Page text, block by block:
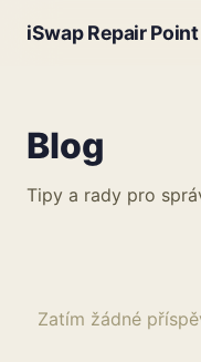
iSwap Repair Point
Blog
Tipy a rady pro
Zatím žádné